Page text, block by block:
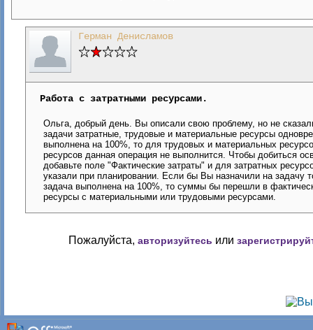
Герман Денисламов
Работа с затратными ресурсами.
Ольга, добрый день. Вы описали свою проблему, но не
задачи затратные, трудовые и материальные ресурсы
выполнена на 100%, то для трудовых и материальных
ресурсов данная операция не выполнится. Чтобы добиться
добавьте поле "Фактические затраты" и для затратных
указали при планировании. Если бы Вы назначили на задачу
задача выполнена на 100%, то суммы бы перешли в
ресурсы с материальными или трудовыми ресурсами.
Пожалуйста, авторизуйтесь или